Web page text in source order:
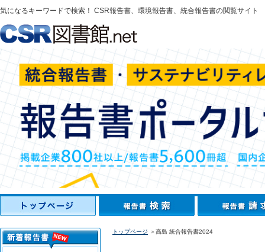
気になるキーワードで検索！ CSR報告書、環境報告書、統合報告書の閲覧サイト
トップページ ＞高島 統合報告書2024